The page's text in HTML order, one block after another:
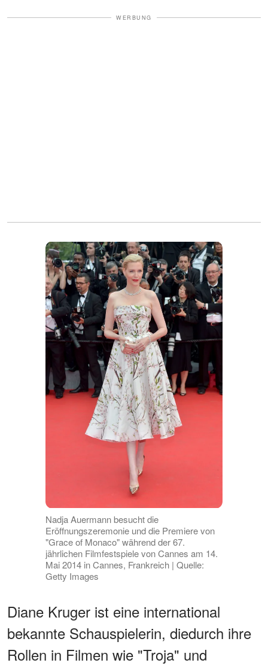
WERBUNG
Nadja Auermann besucht die
Eröffnungszeremonie und die Premiere von
"Grace of Monaco" während der 67.
jährlichen Filmfestspiele von Cannes am 14.
Mai 2014 in Cannes, Frankreich | Quelle:
Getty Images
Diane Kruger ist eine international
bekannte Schauspielerin, diedurch ihre
Rollen in Filmen wie "Troja" und